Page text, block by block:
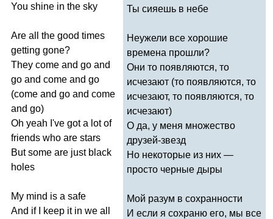
You shine in the sky
Are all the good times
getting gone?
They come and go and
go and come and go
(come and go and come
and go)
Oh yeah I've got a lot of
friends who are stars
But some are just black
holes
My mind is a safe
And if keep it in we all
Ты сияешь в небе
Неужели все хорошие
времена прошли?
Они то появляются, то
исчезают (то появляются, то
исчезают, то появляются, то
исчезают)
О да, у меня множество
друзей-звезд
Но некоторые из них —
просто черные дыры
Мой разум в сохранности
И если я сохраню его, мы все